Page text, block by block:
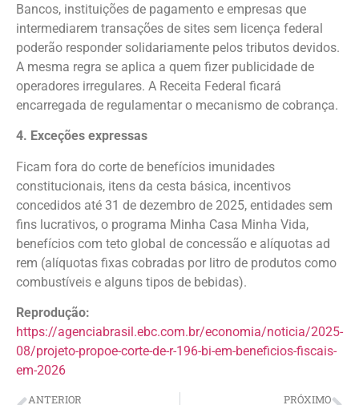
Bancos, instituições de pagamento e empresas que
intermediarem transações de sites sem licença federal
poderão responder solidariamente pelos tributos devidos.
A mesma regra se aplica a quem fizer publicidade de
operadores irregulares. A Receita Federal ficará
encarregada de regulamentar o mecanismo de cobrança.
4. Exceções expressas
Ficam fora do corte de benefícios imunidades
constitucionais, itens da cesta básica, incentivos
concedidos até 31 de dezembro de 2025, entidades sem
fins lucrativos, o programa Minha Casa Minha Vida,
benefícios com teto global de concessão e alíquotas ad
rem (alíquotas fixas cobradas por litro de produtos como
combustíveis e alguns tipos de bebidas).
Reprodução:
https://agenciabrasil.ebc.com.br/economia/noticia/2025-
08/projeto-propoe-corte-de-r-196-bi-em-beneficios-fiscais-
em-2026
ANTERIOR PRÓXIMO